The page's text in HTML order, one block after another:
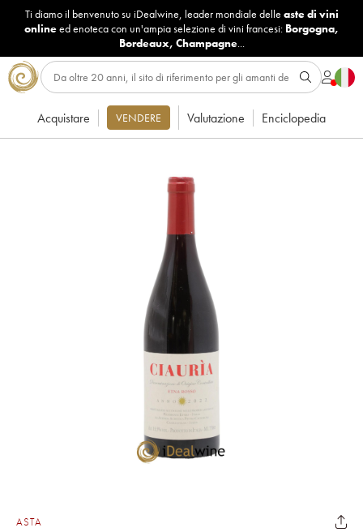
Ti diamo il benvenuto su iDealwine, leader mondiale delle aste di vini
onlineed enoteca con un'ampia selezione di vini francesi: Borgogna,
Bordeaux, Champagne...
Acquistare VENDERE Valutazione Enciclopedia
ASTA